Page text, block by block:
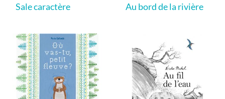
Sale caractère Au bord de la rivière